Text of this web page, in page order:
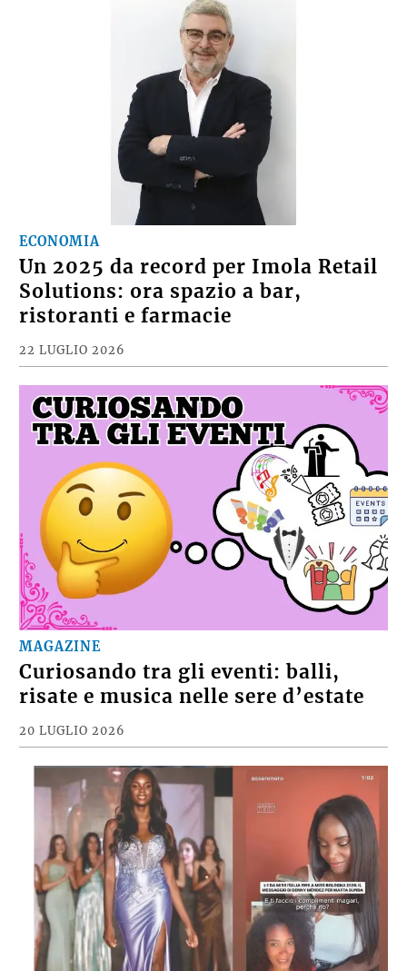
ECONOMIA
Un 2025 da record per Imola Retail
Solutions: ora spazio a bar,
ristoranti e farmacie
22 LUGLIO 2026
MAGAZINE
Curiosando tra gli eventi: balli,
risate e musica nelle sere d’estate
20 LUGLIO 2026